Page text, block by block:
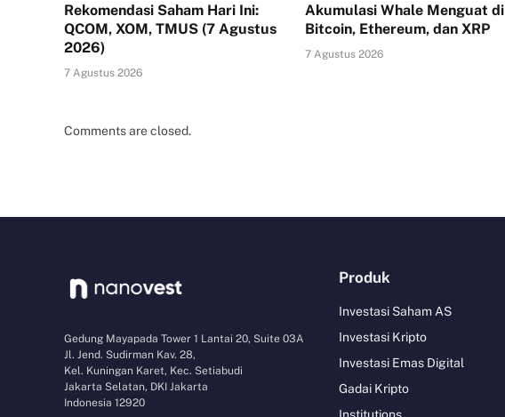
Rekomendasi Saham Hari Ini:
QCOM, XOM, TMUS (7 Agustus
2026)
7 Agustus 2026
Akumulasi Whale Menguat di
Bitcoin, Ethereum, dan XRP
7 Agustus 2026
Comments are closed.
Gedung Mayapada Tower 1 Lantai 20, Suite 03A
Jl. Jend. Sudirman Kav. 28,
Kel. Kuningan Karet, Kec. Setiabudi
Jakarta Selatan, DKI Jakarta
Indonesia 12920
Produk
Investasi Saham AS
Investasi Kripto
Investasi Emas Digital
Gadai Kripto